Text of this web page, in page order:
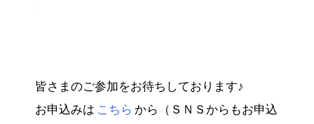
皆さまのご参加をお待ちしております♪
お申込みは こちら から（ＳＮＳからもお申込